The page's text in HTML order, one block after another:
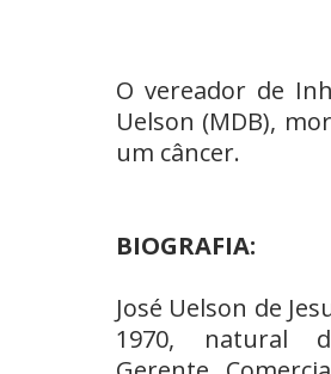
O vereador de
Uelson (MDB),
um câncer.
BIOGRAFIA:
José Uelson de
1970, natural